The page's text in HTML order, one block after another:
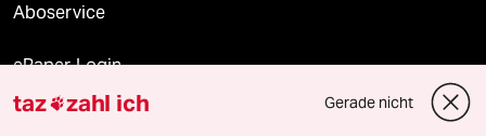
Aboservice
ePaper Login
Downloads für Abonnierende
taz zahl ich Gerade nicht